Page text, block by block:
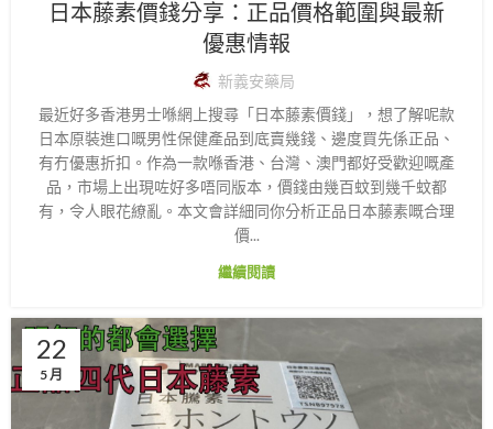
日本藤素價錢分享：正品價格範圍與最新
優惠情報
新義安藥局
最近好多香港男士喺網上搜尋「日本藤素價錢」，想了解呢款
日本原裝進口嘅男性保健產品到底賣幾錢、邊度買先係正品、
有冇優惠折扣。作為一款喺香港、台灣、澳門都好受歡迎嘅產
品，市場上出現咗好多唔同版本，價錢由幾百蚊到幾千蚊都
有，令人眼花繚亂。本文會詳細同你分析正品日本藤素嘅合理
價...
繼續閱讀
22
5 月